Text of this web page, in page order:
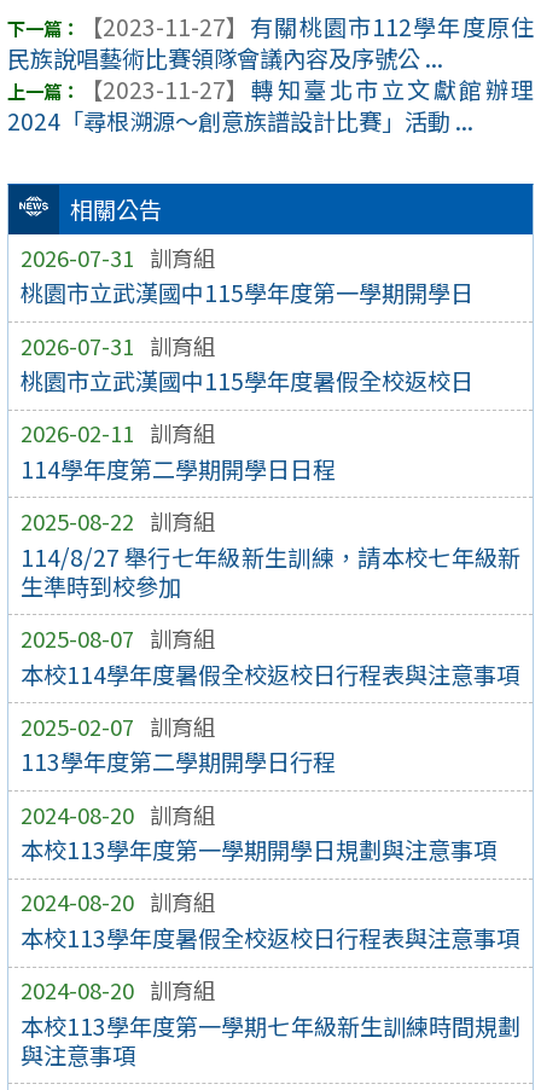
相關公告
2026-07-31 訓育組
桃園市立武漢國中115學年度第一學期開學日
2026-07-31 訓育組
桃園市立武漢國中115學年度暑假全校返校日
2026-02-11 訓育組
114學年度第二學期開學日日程
2025-08-22 訓育組
114/8/27 舉行七年級新生訓練，請本校七年級新
生準時到校參加
2025-08-07 訓育組
本校114學年度暑假全校返校日行程表與注意事項
2025-02-07 訓育組
113學年度第二學期開學日行程
2024-08-20 訓育組
本校113學年度第一學期開學日規劃與注意事項
2024-08-20 訓育組
本校113學年度暑假全校返校日行程表與注意事項
2024-08-20 訓育組
本校113學年度第一學期七年級新生訓練時間規劃
與注意事項
【2023-11-27】 有關桃園市112學年度原住
民族說唱藝術比賽領隊會議內容及序號公 ...
【2023-11-27】 轉知臺北市立文獻館辦理
2024「尋根溯源～創意族譜設計比賽」活動 ...